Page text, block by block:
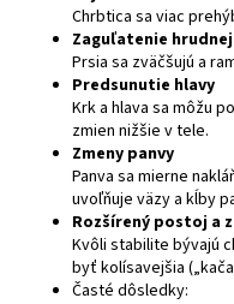
Chrbtica sa viac
Zaguľatenie
Prsia sa zväčšujú a
Predsunutie hlavy
Krk a hlava sa môžu
zmien nižšie v tele.
Zmeny panvy
Panva sa mierne
uvoľňuje väzy a kĺby
Rozšírený postoj a
Kvôli stabilite bývajú
byť kolísavejšia
Časté dôsledky: